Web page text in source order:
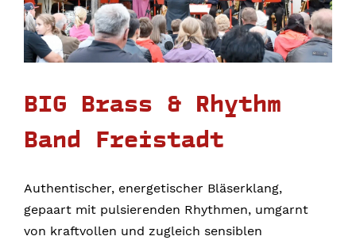
BIG Brass & Rhythm
Band Freistadt
Authentischer, energetischer Bläserklang,
gepaart mit pulsierenden Rhythmen, umgarnt
von kraftvollen und zugleich sensiblen